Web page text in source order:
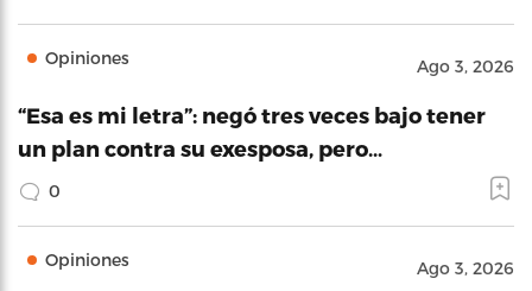
Opiniones Ago 3, 2026
“Esa es mi letra”: negó tres veces bajo tener
un plan contra su exesposa, pero…
0
Opiniones Ago 3, 2026